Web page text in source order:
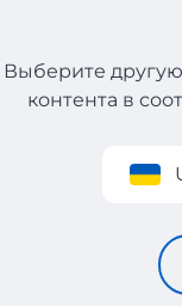
Регистрация
Выберите
контента в
FOSSiBOT